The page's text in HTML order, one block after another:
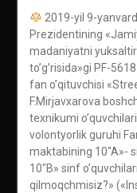
2019-yil 9-
Prezidentining
madaniyatni
to’g’risida»gi PF-
fan o’qituvchisi
F.Mirjavxarova
texnikumi
volontyorlik guruhi
maktabining 10″A»-
10″B» sinf
qilmoqchmisiz?»